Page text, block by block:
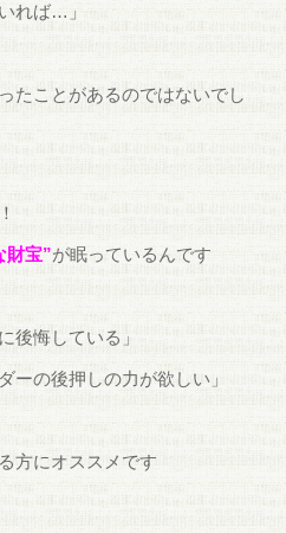
れば…」
たことがあるのではないでし
財宝”が眠っているんです
後悔している」
ーの後押しの力が欲しい」
方にオススメです